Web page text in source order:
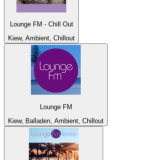
Lounge FM - Chill Out
Kiew, Ambient, Chillout
Lounge FM
Kiew, Balladen, Ambient, Chillout